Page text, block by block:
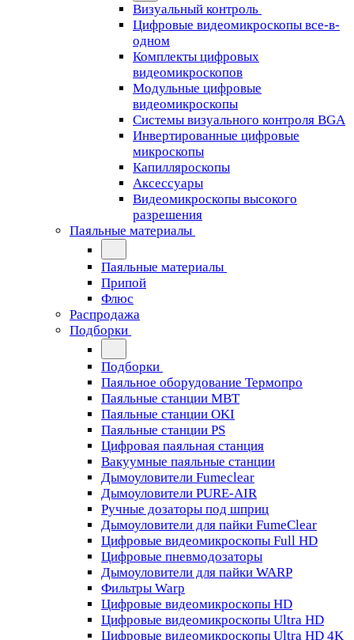
Визуальный контроль
Цифровые видеомикроскопы все-в-
одном
Комплекты цифровых
видеомикроскопов
Модульные цифровые
видеомикроскопы
Cистемы визуального контроля BGA
Инвертированные цифровые
микроскопы
Капилляроскопы
Аксессуары
Видеомикроскопы высокого
разрешения
Паяльные материалы
Паяльные материалы
Припой
Флюс
Распродажа
Подборки
Подборки
Паяльное оборудование Термопро
Паяльные станции MBT
Паяльные станции OKI
Паяльные станции PS
Цифровая паяльная станция
Вакуумные паяльные станции
Дымоуловители Fumeclear
Дымоуловители PURE-AIR
Ручные дозаторы под шприц
Дымоуловители для пайки FumeClear
Цифровые видеомикроскопы Full HD
Цифровые пневмодозаторы
Дымоуловители для пайки WARP
Фильтры Warp
Цифровые видеомикроскопы HD
Цифровые видеомикроскопы Ultra HD
Цифровые видеомикроскопы Ultra HD 4K